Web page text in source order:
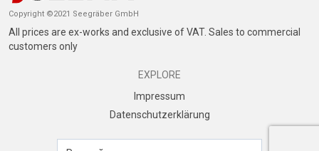
Copyright ©2021 Seegräber GmbH
All prices are ex-works and exclusive of VAT. Sales to commercial
customers only
EXPLORE
Impressum
Datenschutzerklärung